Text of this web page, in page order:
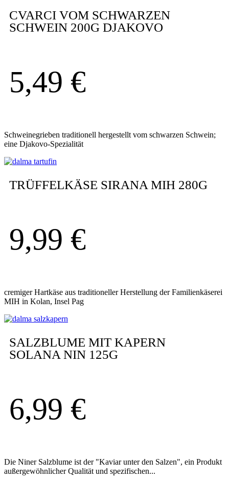
CVARCI VOM SCHWARZEN
SCHWEIN 200G DJAKOVO
5,49 €
Schweinegrieben traditionell hergestellt vom schwarzen Schwein;
eine Djakovo-Spezialität
TRÜFFELKÄSE SIRANA MIH 280G
9,99 €
cremiger Hartkäse aus traditioneller Herstellung der Familienkäserei
MIH in Kolan, Insel Pag
SALZBLUME MIT KAPERN
SOLANA NIN 125G
6,99 €
Die Niner Salzblume ist der "Kaviar unter den Salzen", ein Produkt
außergewöhnlicher Qualität und spezifischen...